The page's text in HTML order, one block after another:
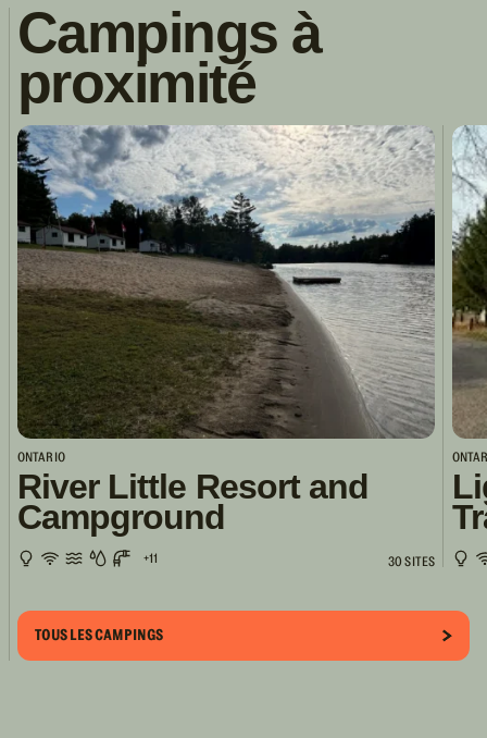
Campings à
proximité
ONTARIO
River Little Resort and
Campground
+11 30 SITES
TOUS LES CAMPINGS